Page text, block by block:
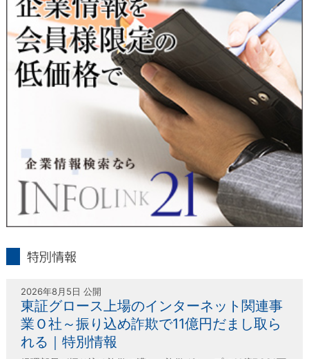
追加・削除・利用停止・提供停止の希望がございましたら、本
人または代理人の請求応じて、個人データの通知・開示・訂
正・追加・削除・利用停止・提供停止の請求に応じます。
受付方法は、本人確認資料（運転免許証、パスポート何れかの
コピー）、「個人情報取扱申請書」「委任状」（代理人による
申請の場合のみ必要となります）を当社宛にお送り下さい。
＜個人情報保護に関するお問合せ・相談窓口＞
〒802-0004 北九州市小倉北区鍛冶町2丁目5-11（第一東経ビ
フリーダイヤル 0120-55-9986
受付時間 平日9：00～17：00
2026年8月5日 公開
東証グロース上場のインターネット関連事
業Ｏ社～振り込め詐欺で11億円だまし取ら
れる｜特別情報